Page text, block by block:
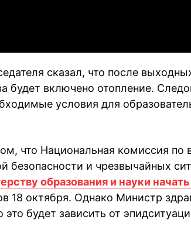
сказал, что после
будет включено отопление.
условия для
что Национальная комиссия по
безопасности и чрезвычайных
образования и науки
18 октября. Однако Министр
будет зависить от